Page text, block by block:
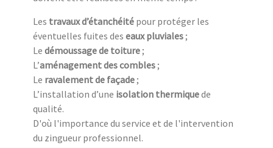
Les travaux d’étanchéité pour protéger les
éventuelles fuites des eaux pluviales;
Le démoussage de toiture;
L’aménagement des combles;
Le ravalement de façade;
L’installation d’une isolation thermiquede
qualité.
D'où l'importance du service et de l'intervention
du zingueur professionnel.